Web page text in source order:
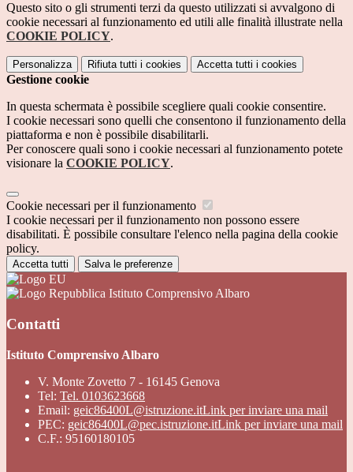
Questo sito o gli strumenti terzi da questo utilizzati si avvalgono di
cookie necessari al funzionamento ed utili alle finalità illustrate nella
COOKIE POLICY.
Personalizza Rifiuta tutti i cookies Accetta tutti i cookies
Gestione cookie
In questa schermata è possibile scegliere quali cookie consentire.
I cookie necessari sono quelli che consentono il funzionamento della
piattaforma e non è possibile disabilitarli.
Per conoscere quali sono i cookie necessari al funzionamento potete
visionare la COOKIE POLICY.
Cookie necessari per il funzionamento
I cookie necessari per il funzionamento non possono essere
disabilitati. È possibile consultare l'elenco nella pagina della cookie
policy.
Accetta tutti Salva le preferenze
Istituto Comprensivo Albaro
Contatti
Istituto Comprensivo Albaro
V. Monte Zovetto 7 - 16145 Genova
Tel: Tel. 0103623668
Email: geic86400L@istruzione.itLink per inviare una mail
PEC: geic86400L@pec.istruzione.itLink per inviare una mail
C.F.: 95160180105